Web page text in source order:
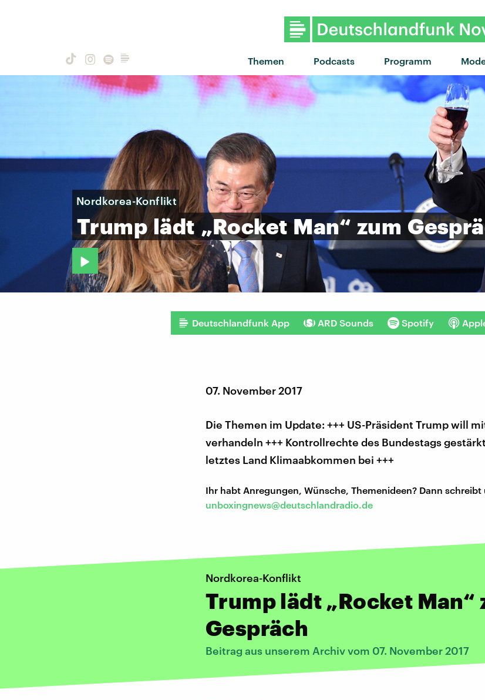
Themen Podcasts Programm
"I Don't
Nordkorea-Konflikt
Trump lädt „Rocket Man“ zum
Deutschlandfunk App ARD Sounds Spotify
07. November 2017
Die Themen im Update: +++ US-Präsident Trump will
verhandeln +++ Kontrollrechte des Bundestags
letztes Land Klimaabkommen bei +++
Ihr habt Anregungen, Wünsche, Themenideen? Dann schreibt
unboxingnews@deutschlandradio.de
Nordkorea-Konflikt
Trump lädt „Rocket Man“
Gespräch
Beitrag aus unserem Archiv vom 07. November 2017